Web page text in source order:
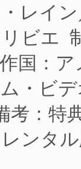
レイ
ビエ
国：
・ビ
考：特
レンタ